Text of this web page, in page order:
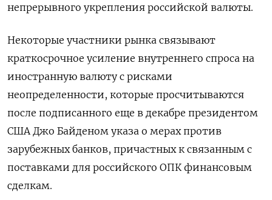
непрерывного укрепления российской валюты.
Некоторые участники рынка связывают
краткосрочное усиление внутреннего спроса на
иностранную валюту с рисками
неопределенности, которые просчитываются
после подписанного еще в декабре президентом
США Джо Байденом указа о мерах против
зарубежных банков, причастных к связанным с
поставками для российского ОПК финансовым
сделкам.